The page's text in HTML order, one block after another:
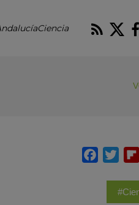
RSS